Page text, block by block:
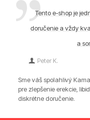
Tento e-shop je
doručenie a vždy
a
Peter K.
Sme váš spolahlivý
pre zlepšenie erekcie,
diskrétne doručenie.